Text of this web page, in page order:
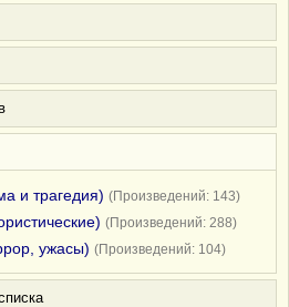
и трагедия) (Произведений: 143)
(Произведений: 288)
ужасы) (Произведений: 104)